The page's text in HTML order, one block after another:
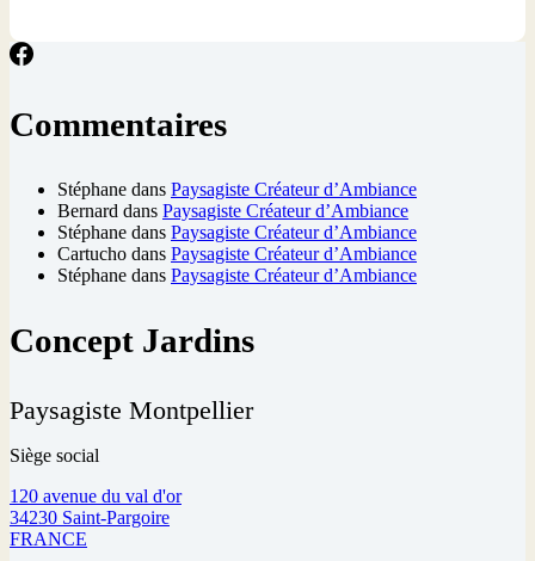
Commentaires
Stéphane dans Paysagiste Créateur d’Ambiance
Bernard dans Paysagiste Créateur d’Ambiance
Stéphane dans Paysagiste Créateur d’Ambiance
Cartucho dans Paysagiste Créateur d’Ambiance
Stéphane dans Paysagiste Créateur d’Ambiance
Concept Jardins
Paysagiste Montpellier
Siège social
120 avenue du val d'or
34230 Saint-Pargoire
FRANCE